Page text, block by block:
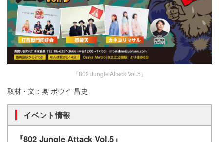
『802 Jungle Attack Vol.5』
取材・文：奥“ボウイ”昌史
イベント情報
『802 Jungle Attack Vol.5』